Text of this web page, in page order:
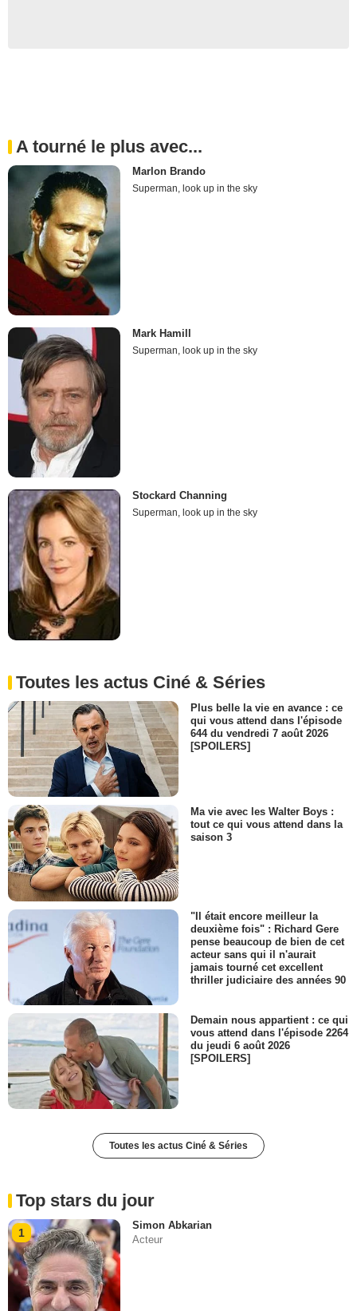
A tourné le plus avec...
Marlon Brando
Superman, look up in the sky
Mark Hamill
Superman, look up in the sky
Stockard Channing
Superman, look up in the sky
Toutes les actus Ciné & Séries
Plus belle la vie en avance : ce
qui vous attend dans l'épisode
644 du vendredi 7 août 2026
[SPOILERS]
Ma vie avec les Walter Boys :
tout ce qui vous attend dans la
saison 3
"Il était encore meilleur la
deuxième fois" : Richard Gere
pense beaucoup de bien de cet
acteur sans qui il n'aurait
jamais tourné cet excellent
thriller judiciaire des années 90
Demain nous appartient : ce qui
vous attend dans l'épisode 2264
du jeudi 6 août 2026
[SPOILERS]
Toutes les actus Ciné & Séries
Top stars du jour
1
Simon Abkarian
Acteur